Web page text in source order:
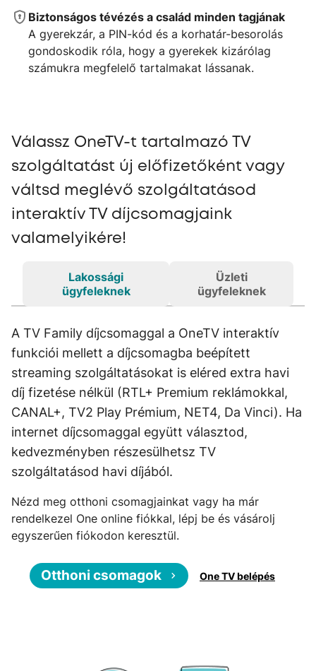
Biztonságos tévézés a család minden tagjának
A gyerekzár, a PIN-kód és a korhatár-besorolás
gondoskodik róla, hogy a gyerekek kizárólag
számukra megfelelő tartalmakat lássanak.
Válassz OneTV-t tartalmazó TV
szolgáltatást új előfizetőként vagy
váltsd meglévő szolgáltatásod
interaktív TV díjcsomagjaink
valamelyikére!
Lakossági
ügyfeleknek
Üzleti
ügyfeleknek
A TV Family díjcsomaggal a OneTV interaktív
funkciói mellett a díjcsomagba beépített
streaming szolgáltatásokat is eléred extra havi
díj fizetése nélkül (RTL+ Premium reklámokkal,
CANAL+, TV2 Play Prémium, NET4, Da Vinci). Ha
internet díjcsomaggal együtt választod,
kedvezményben részesülhetsz TV
szolgáltatásod havi díjából.
Nézd meg otthoni csomagjainkat vagy ha már
rendelkezel One online fiókkal, lépj be és vásárolj
egyszerűen fiókodon keresztül.
Otthoni csomagok One TV belépés